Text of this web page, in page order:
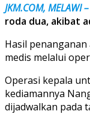
JKM.COM, MELAWI –
roda dua, akibat
Hasil
medis melalui
Operasi kepala
kediamannya
dijadwalkan pada